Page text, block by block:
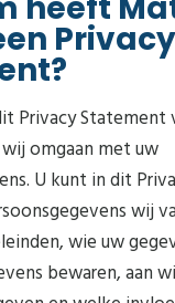
Privacy
Privacy Statement
omgaan met uw
U kunt in dit
wij
wie uw
bewaren, aan